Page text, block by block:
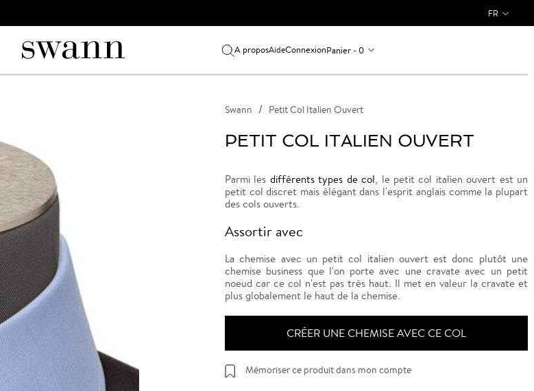
FR
A proposAideConnexionPanier - 0
Swann Petit Col Italien Ouvert
PETIT COL ITALIEN OUVERT
Parmi les différents types de col, le petit col italien ouvert est un
petit col discret mais élégant dans l'esprit anglais comme la plupart
des cols ouverts.
Assortir avec
La chemise avec un petit col italien ouvert est donc plutôt une
chemise business que l'on porte avec une cravate avec un petit
noeud car ce col n'est pas très haut. Il met en valeur la cravate et
plus globalement le haut de la chemise.
CRÉER UNE CHEMISE AVEC CE COL
Mémoriser ce produit dans mon compte